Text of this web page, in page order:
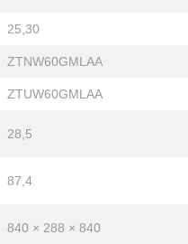
25,30
ZTNW60GMLAA
ZTUW60GMLAA
28,5
87,4
840 × 288 × 840